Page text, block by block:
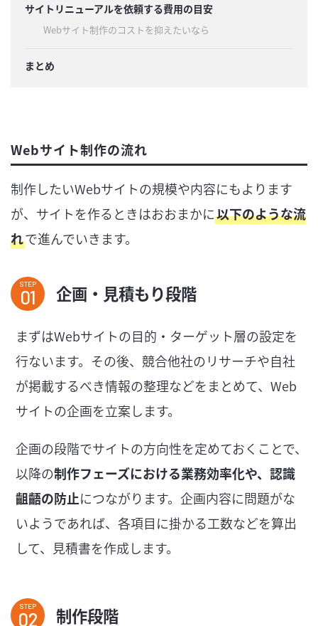
サイトリニューアルを依頼する費用の目安
Webサイト制作のコストを抑えたいなら
まとめ
Webサイト制作の流れ
制作したいWebサイトの規模や内容にもよります
が、サイトを作るときはおおまかに以下のような流
れで進んでいきます。
STEP 企画・見積もり段階
まずはWebサイトの目的・ターゲット層の設定を
行ないます。その後、競合他社のリサーチや自社
が掲載するべき情報の整理などをまとめて、Web
サイトの企画を立案します。
企画の段階でサイトの方向性を定めておくことで、
以降の制作フェーズにおける業務効率化や、認識
齟齬の防止につながります。企画内容に問題がな
いようであれば、各項目に掛かる工数などを算出
して、見積書を作成します。
STEP 制作段階